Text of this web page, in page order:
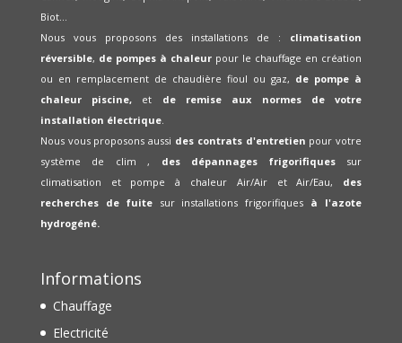
Biot...
Nous vous proposons des installations de : climatisation
réversible, de pompes à chaleurpour le chauffage en création
ou en remplacement de chaudière fioul ou gaz, de pompe à
chaleur piscine, et de remise aux normes de votre
installation électrique.
Nous vous proposons aussi des contrats d'entretien pour votre
système de clim , des dépannages frigorifiquessur
climatisation et pompe à chaleur Air/Air et Air/Eau, des
recherches de fuite sur installations frigorifiques à l'azote
hydrogéné.
Informations
Chauffage
Electricité